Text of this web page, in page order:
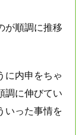
が順調に推移
に内申をちゃ
調に伸びてい
いった事情を